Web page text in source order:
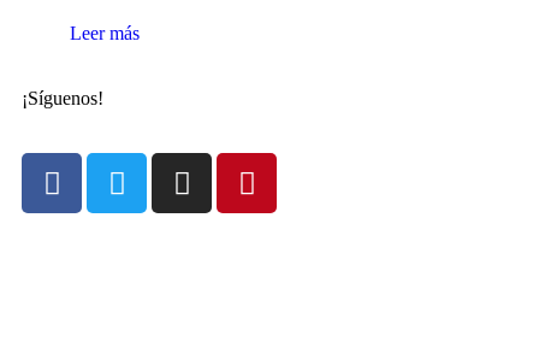
Leer más
¡Síguenos!